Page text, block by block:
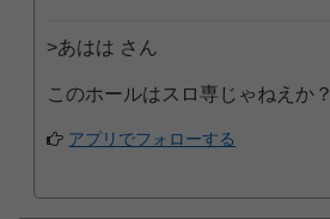
>あはは さん
このホールはスロ専じゃねえか？
アプリでフォローする